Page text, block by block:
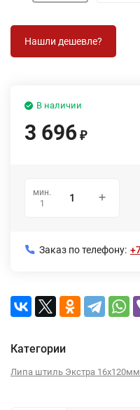
В наличии
3 696 ₽
мин.
1
Заказ по телефону:
Категории
Липа штиль Экстра